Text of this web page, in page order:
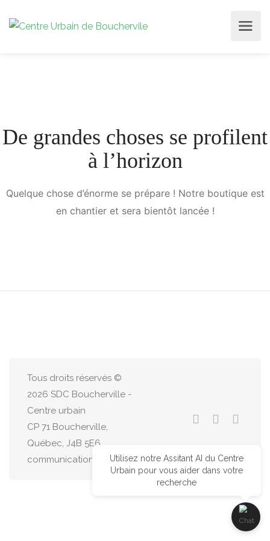
De grandes choses se profilent
à l’horizon
Quelque chose d’énorme se prépare ! Notre boutique est
en chantier et sera bientôt lancée !
Tous droits réservés ©
2026 SDC Boucherville -
Centre urbain
CP 71 Boucherville,
Québec, J4B 5E6
communications@centreurbain.caUtilisez notre Assitant AI du Centre
Urbain pour vous aider dans votre
recherche